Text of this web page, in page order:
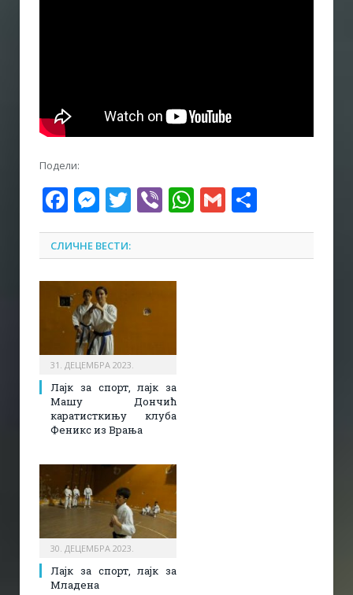
Подели:
Facebook
Messenger
Twitter
ViberWhatsApp
Gmail
СЛИЧНЕ ВЕСТИ:
31. ДЕЦЕМБРА 2023.
Лајк за спорт, лајк за
Машу Дончић
каратисткињу клуба
Феникс из Врања
30. ДЕЦЕМБРА 2023.
Лајк за спорт, лајк за
Младена